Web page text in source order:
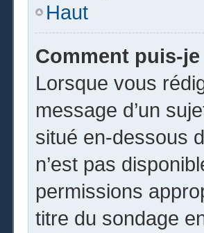
Haut
Comment puis-
Lorsque vous
message d’un
situé en-dessous
n’est pas
permissions
titre du sondage